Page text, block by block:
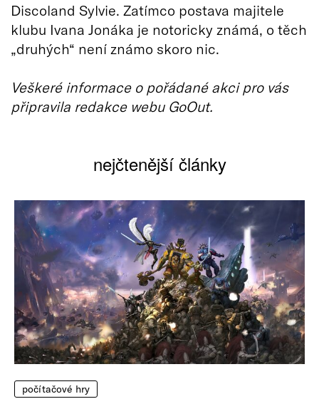
Discoland Sylvie. Zatímco postava majitele
klubu Ivana Jonáka je notoricky známá, o těch
„druhých“ není známo skoro nic.
Veškeré informace o pořádané akci pro vás
připravila redakce webu GoOut.
nejčtenější články
počítačové hry